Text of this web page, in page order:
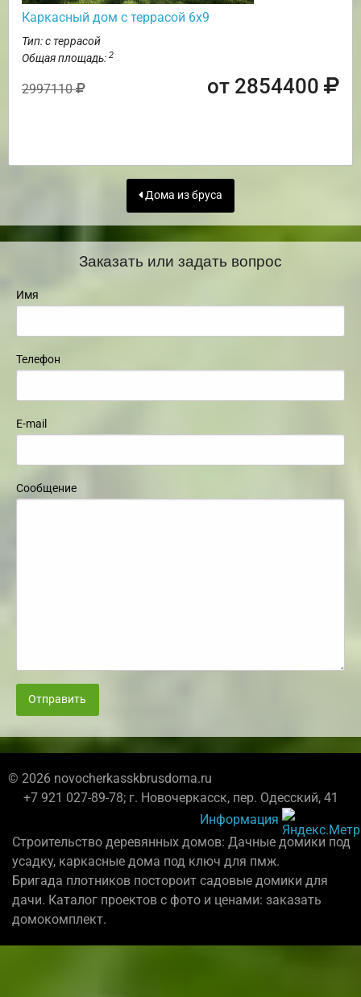
Каркасный дом с террасой 6х9
Тип: с террасой
Общая площадь: 2
2997110 от 2854400
Дома из бруса
Заказать или задать вопрос
Имя
Телефон
E-mail
Сообщение
Отправить
© 2026 novocherkasskbrusdoma.ru
+7 921 027-89-78; г. Новочеркасск, пер. Одесский, 41
Информация
Строительство деревянных домов: Дачные домики под
усадку, каркасные дома под ключ для пмж.
Бригада плотников постороит садовые домики для
дачи. Каталог проектов с фото и ценами: заказать
домокомплект.